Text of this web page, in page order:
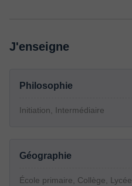
J'enseigne
Philosophie
Initiation, Intermédiaire
Géographie
École primaire, Collège, Lycée